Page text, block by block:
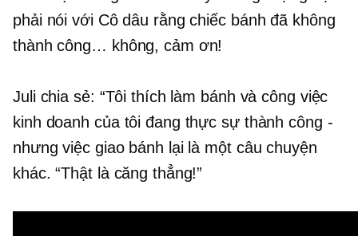
phải nói với Cô dâu rằng chiếc bánh đã không
thành công… không, cảm ơn!
Juli chia sẻ: “Tôi thích làm bánh và công việc
kinh doanh của tôi đang thực sự thành công -
nhưng việc giao bánh lại là một câu chuyện
khác. “Thật là căng thẳng!”